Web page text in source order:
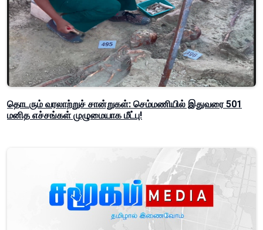
தொடரும் வரலாற்றுச் சான்றுகள்: செம்மணியில் இதுவரை 501
மனித எச்சங்கள் முழுமையாக மீட்பு!